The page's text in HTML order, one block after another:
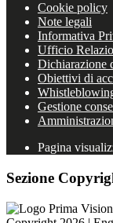
Cookie policy
Note legali
Informativa
Ufficio
Dichiarazione
Obiettivi di
Gestione
Pagina
Sezione